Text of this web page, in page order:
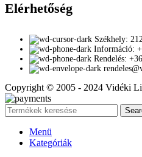
Elérhetőség
Székhely:
Információ:
Rendelés:
Copyright © 2005 - 2024 Vidéki
Menü
Kategóriák